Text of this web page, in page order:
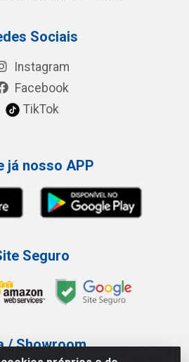
Sociais
Instagram
Facebook
TikTok
já nosso APP
Seguro
/ Showroom